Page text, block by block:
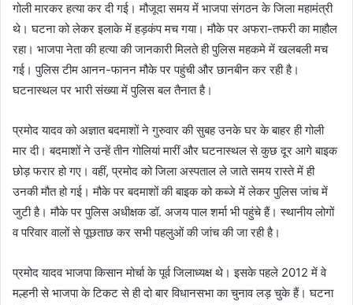
गोली मारकर हत्या कर दी गई। मौजूदा समय में भाजपा संगठन के जिला महामंत्री
थे। घटना को लेकर इलाके में हड़कंप मच गया। मौके पर अफरा-तफरी का माहौल
रहा। भाजपा नेता की हत्या की जानकारी मिलते ही पुलिस महकमे में खलबली मच
गई। पुलिस टीम आनन-फानन मौके पर पहुंची और छानबीन कर रही है।
घटनास्थल पर भारी संख्या में पुलिस बल तैनात है।
प्रमोद यादव को अज्ञात बदमाशों ने गुरुवार की सुबह उनके घर के बाहर ही गोली
मार दी। बदमाशों ने उन्हें तीन गोलियां मारीं और घटनास्थल से कुछ दूर आगे बाइक
छोड़ फरार हो गए। वहीं, प्रमोद को जिला अस्पताल ले जाते समय रास्ते में ही
उनकी मौत हो गई। मौके पर बदमाशों की बाइक को कब्जे में लेकर पुलिस जांच में
जुटी है। मौके पर पुलिस अधीक्षक डॉ. अजय पाल शर्मा भी पहुंचे हैं। स्थानीय लोगों
व परिवार वालों से पूछताछ कर सभी पहलुओं की जांच की जा रही है।
प्रमोद यादव भाजपा किसान मोर्चा के पूर्व जिलाध्यक्ष थे। इसके पहले 2012 में वे
मल्हनी से भाजपा के टिकट से ही दो बार विधानसभा का चुनाव लड़ चुके हैं। घटना